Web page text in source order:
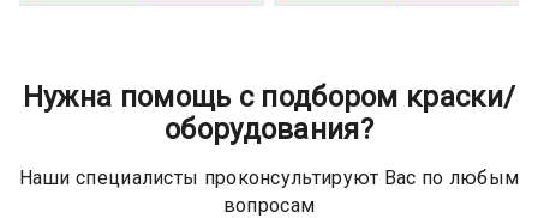
Нужна помощь с подбором краски/
оборудования?
Наши специалисты проконсультируют Вас по любым
вопросам